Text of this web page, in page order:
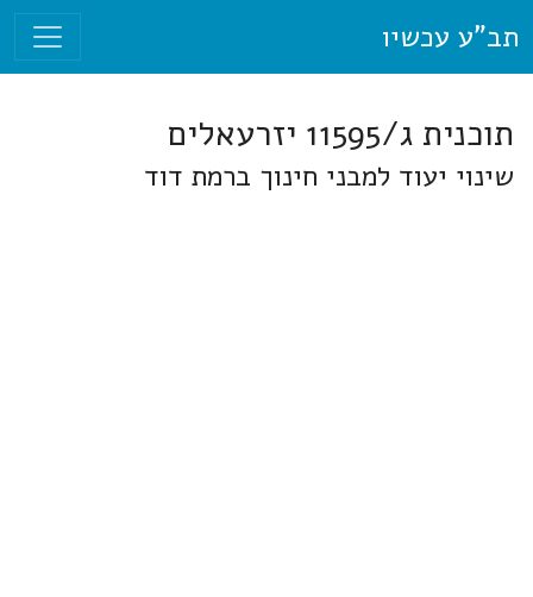
תב"ע עכשיו
תוכנית ג/11595 יזרעאלים
שינוי יעוד למבני חינוך ברמת דוד